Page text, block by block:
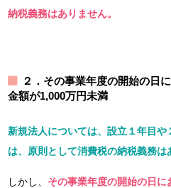
納税義務はありません。
２．その事業年度の開始の日
金額が1,000万円未満
新規法人については、設立１年目
は、原則として消費税の納税義務は
しかし、 その事業年度の開始の日